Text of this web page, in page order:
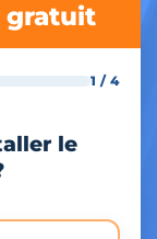
gratuit
1 / 4
le